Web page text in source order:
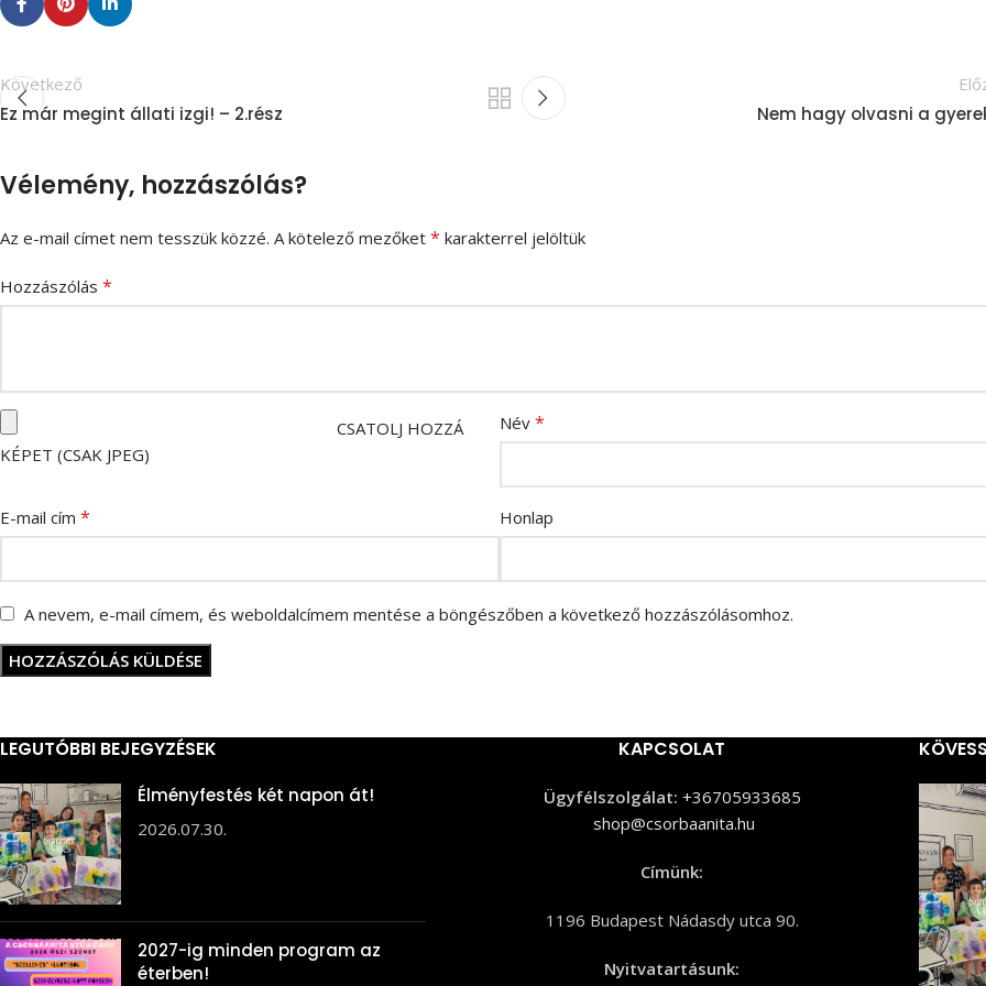
Következő
Ez már megint állati izgi! – 2.rész Nem hagy olvasni a
Vélemény, hozzászólás?
Az e-mail címet nem tesszük közzé. A kötelező mezőket * karakterrel jelöltük
Hozzászólás *
CSATOLJ HOZZÁ
KÉPET (CSAK JPEG)
Név*
E-mail cím * Honlap
A nevem, e-mail címem, és weboldalcímem mentése a böngészőben a következő hozzászólásomhoz.
LEGUTÓBBI BEJEGYZÉSEK
Élményfestés két napon át!
2026.07.30.
2027-ig minden program az
éterben!
KAPCSOLAT
Ügyfélszolgálat: +36705933685
shop@csorbaanita.hu
Címünk:
1196 Budapest Nádasdy utca 90.
Nyitvatartásunk: